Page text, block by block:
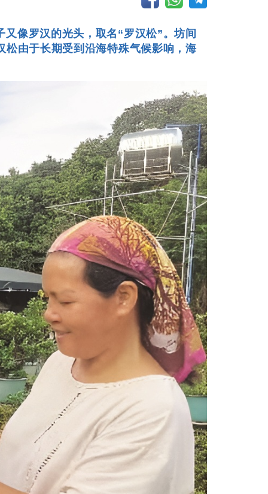
像罗汉的光头，取名“罗汉松”。坊间
由于长期受到沿海特殊气候影响，海